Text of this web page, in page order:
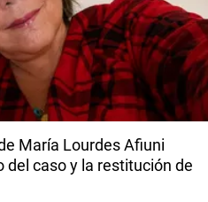
María Lourdes Afiuni
caso y la restitución de